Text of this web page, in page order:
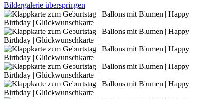
Bildergalerie überspringen